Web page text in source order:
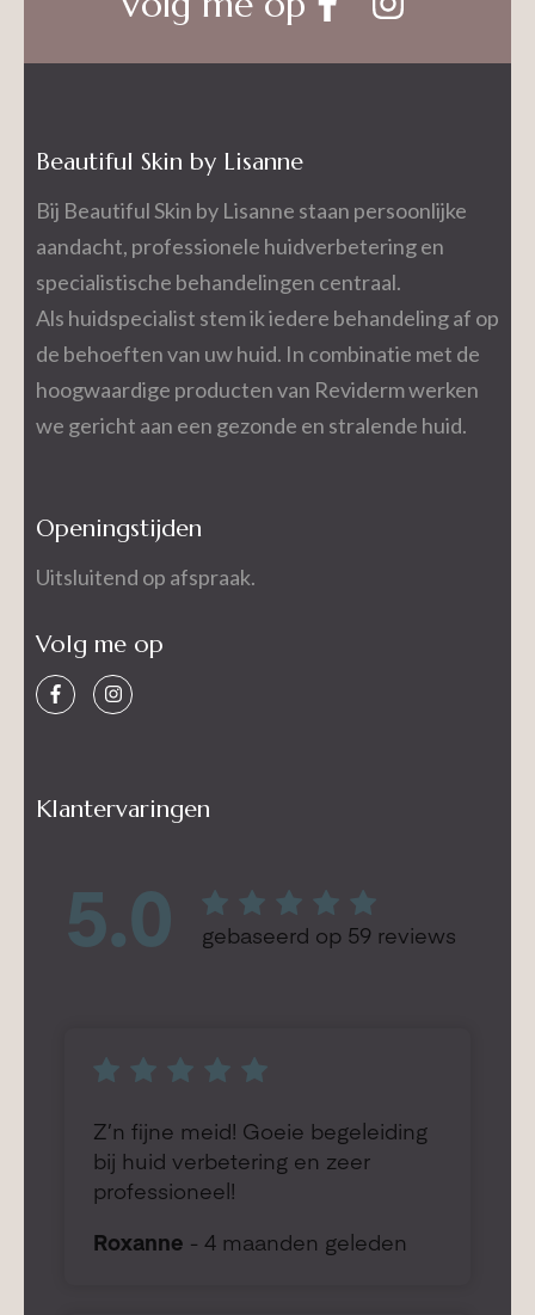
Beautiful Skin by Lisanne
Bij Beautiful Skin by Lisanne staan persoonlijke
aandacht, professionele huidverbetering en
specialistische behandelingen centraal.
Als huidspecialist stem ik iedere behandeling af op
de behoeften van uw huid. In combinatie met de
hoogwaardige producten van Reviderm werken
we gericht aan een gezonde en stralende huid.
Openingstijden
Uitsluitend op afspraak.
Volg me op
Klantervaringen